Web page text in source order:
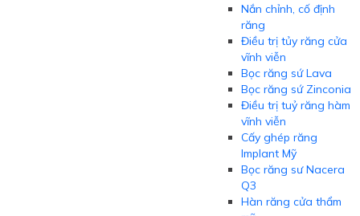
Nắn chỉnh, cố định
răng
Điều trị tủy răng cửa
vĩnh viễn
Bọc răng sứ Lava
Bọc răng sứ Zinconia
Điều trị tuỷ răng hàm
vĩnh viễn
Cấy ghép răng
Implant Mỹ
Bọc răng sư Nacera
Q3
Hàn răng cửa thẩm